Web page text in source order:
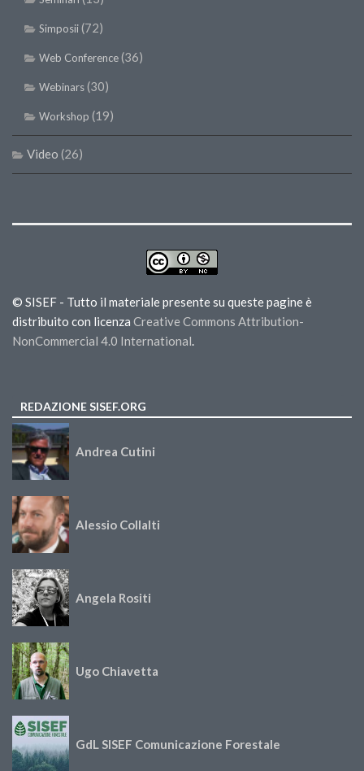
Simposii(72)
Web Conference(36)
Webinars(30)
Workshop (19)
Video (26)
© SISEF - Tutto il materiale presente su queste pagine è
distribuito con licenza Creative Commons Attribution-
NonCommercial 4.0 International.
REDAZIONE SISEF.ORG
Andrea Cutini
Alessio Collalti
Angela Rositi
Ugo Chiavetta
GdL SISEF Comunicazione Forestale